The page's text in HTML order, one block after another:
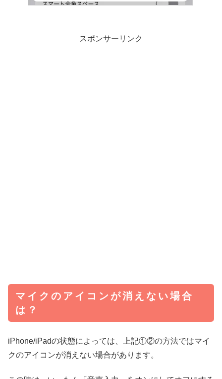
スポンサーリンク
マイクのアイコンが消えない場合
は？
iPhone/iPadの状態によっては、上記①②の方法ではマイ
クのアイコンが消えない場合があります。